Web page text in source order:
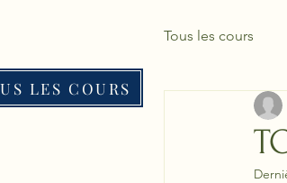
LES COURS
Tous les cours